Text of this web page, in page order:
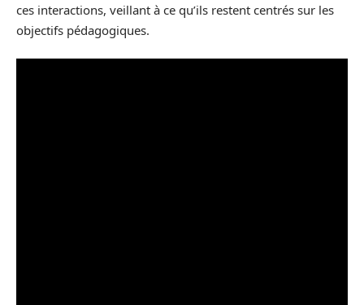
ces interactions, veillant à ce qu’ils restent centrés sur les
objectifs pédagogiques.